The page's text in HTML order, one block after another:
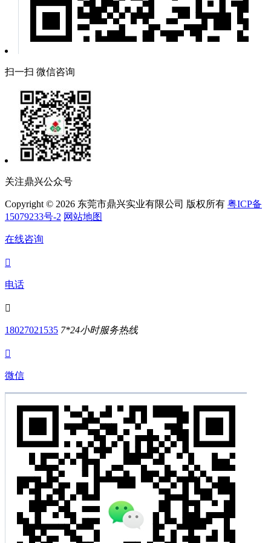
扫一扫 微信咨询
关注鼎兴公众号
Copyright © 2026 东莞市鼎兴实业有限公司 版权所有 粤ICP备
15079233号-2 网站地图
在线咨询

电话

18027021535 7*24小时服务热线

微信